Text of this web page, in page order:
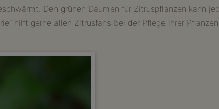
Den grünen Daumen für Zitruspflanzen kann
hilft gerne allen Zitrusfans bei der Pflege ihrer